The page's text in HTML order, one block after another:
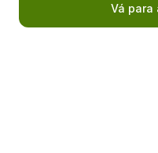
Vá para